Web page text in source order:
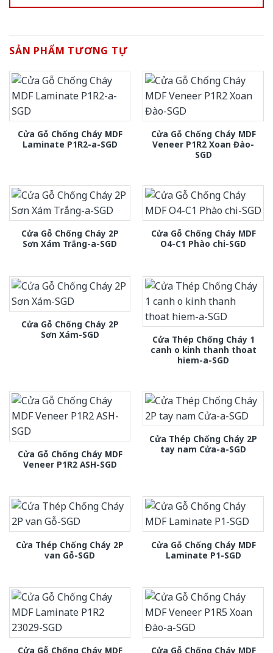
SẢN PHẨM TƯƠNG TỰ
Cửa Gỗ Chống Cháy MDF
Laminate P1R2-a-SGD
Cửa Gỗ Chống Cháy MDF
Veneer P1R2 Xoan Đào-
SGD
Cửa Gỗ Chống Cháy 2P
Sơn Xám Trắng-a-SGD
Cửa Gỗ Chống Cháy MDF
O4-C1 Phào chi-SGD
Cửa Gỗ Chống Cháy 2P
Sơn Xám-SGD
Cửa Thép Chống Cháy 1
canh o kinh thanh thoat
hiem-a-SGD
Cửa Gỗ Chống Cháy MDF
Veneer P1R2 ASH-SGD
Cửa Thép Chống Cháy 2P
tay nam Cửa-a-SGD
Cửa Thép Chống Cháy 2P
van Gỗ-SGD
Cửa Gỗ Chống Cháy MDF
Laminate P1-SGD
Cửa Gỗ Chống Cháy MDF Cửa Gỗ Chống Cháy MDF